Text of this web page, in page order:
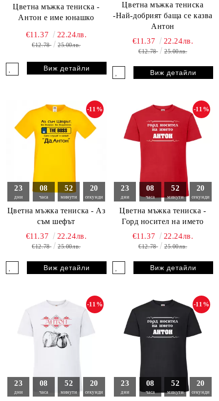
Цветна мъжка тениска -
Антон е име юнашко
€11.37 22.24лв.
€12.78 25.00лв.
Виж детайли
Цветна мъжка тениска
-Най-добрият баща се казва
Антон
€11.37 22.24лв.
€12.78 25.00лв.
Виж детайли
23
дни
08
часа
52
минути
19
секунди
Цветна мъжка тениска - Аз
съм шефът
-11%
€11.37 22.24лв.
€12.78 25.00лв.
Виж детайли
23
дни
08
часа
52
минути
19
секунди
Цветна мъжка тениска -
Горд носител на името
-11%
€11.37 22.24лв.
€12.78 25.00лв.
Виж детайли
23
дни
08
часа
52
минути
19
секунди
-11%
23
дни
08
часа
52
минути
19
секунди
-11%